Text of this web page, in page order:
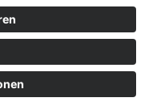
& SEO